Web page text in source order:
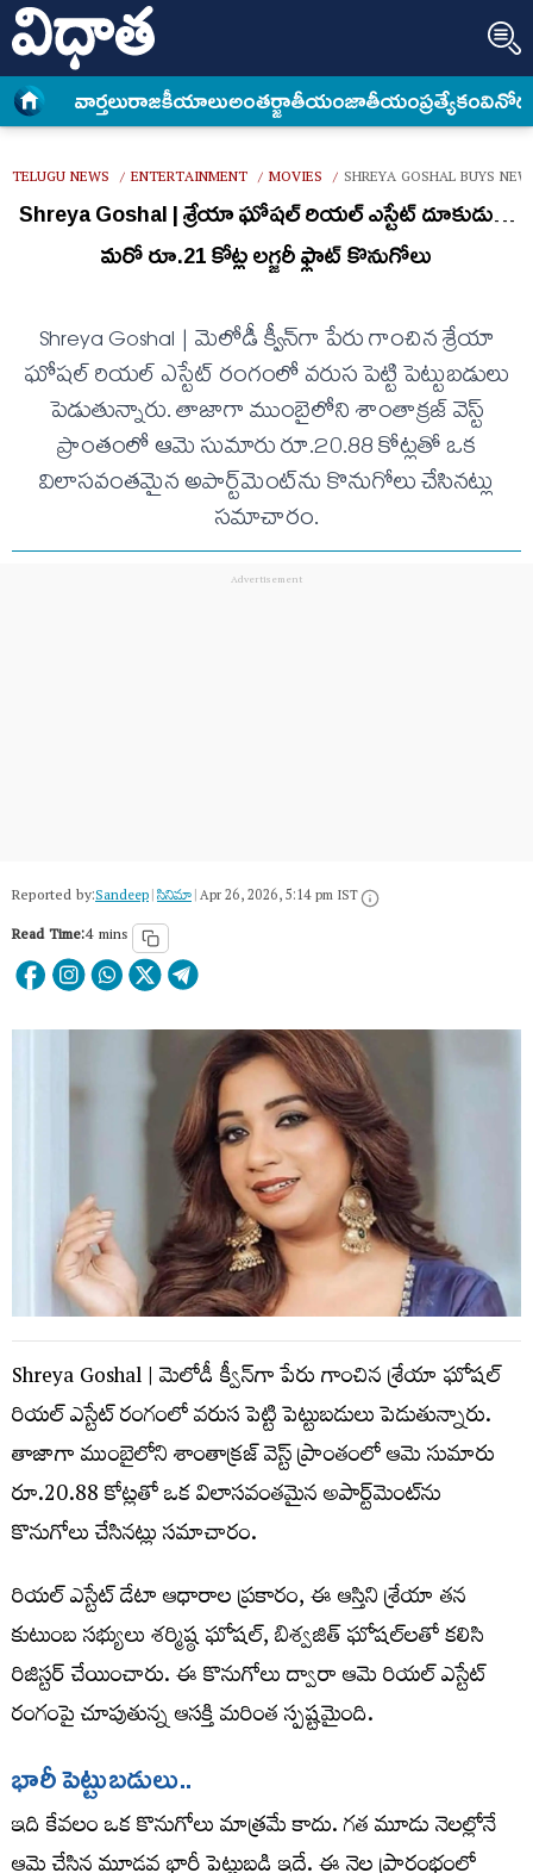
వార్త‌లురాజకీయాలుఅంత‌ర్జాతీయంజాతీయంప్రత్యేకం
TELUGU NEWS / ENTERTAINMENT / MOVIES / SHREYA GOSHAL BUYS
Shreya Goshal | శ్రేయా ఘోషల్ రియల్ ఎస్టేట్ దూకుడు…
మరో రూ.21 కోట్ల లగ్జరీ ఫ్లాట్ కొనుగోలు
Shreya Goshal | మెలోడీ క్వీన్‌గా పేరు గాంచిన శ్రేయా
ఘోష‌ల్‌ రియల్ ఎస్టేట్ రంగంలో వరుస పెట్టి పెట్టుబడులు
పెడుతున్నారు. తాజాగా ముంబైలోని శాంతాక్రజ్ వెస్ట్
ప్రాంతంలో ఆమె సుమారు రూ.20.88 కోట్లతో ఒక
విలాసవంతమైన అపార్ట్‌మెంట్‌ను కొనుగోలు చేసినట్లు
సమాచారం.
Reported by:Sandeep|సినిమా|Apr 26, 2026, 5:14 pm IST
Read Time:4 mins
Shreya Goshal | మెలోడీ క్వీన్‌గా పేరు గాంచిన శ్రేయా ఘోష‌ల్‌
రియల్ ఎస్టేట్ రంగంలో వరుస పెట్టి పెట్టుబడులు పెడుతున్నారు.
తాజాగా ముంబైలోని శాంతాక్రజ్ వెస్ట్ ప్రాంతంలో ఆమె సుమారు
రూ.20.88 కోట్లతో ఒక విలాసవంతమైన అపార్ట్‌మెంట్‌ను
కొనుగోలు చేసినట్లు సమాచారం.
రియల్ ఎస్టేట్ డేటా ఆధారాల ప్రకారం, ఈ ఆస్తిని శ్రేయా తన
కుటుంబ సభ్యులు శర్మిష్ఠ ఘోషల్, బిశ్వజిత్ ఘోషల్‌లతో కలిసి
రిజిస్టర్ చేయించారు. ఈ కొనుగోలు ద్వారా ఆమె రియల్ ఎస్టేట్
రంగంపై చూపుతున్న ఆసక్తి మరింత స్పష్టమైంది.
భారీ పెట్టుబ‌డులు..
ఇది కేవలం ఒక కొనుగోలు మాత్రమే కాదు. గత మూడు నెలల్లోనే